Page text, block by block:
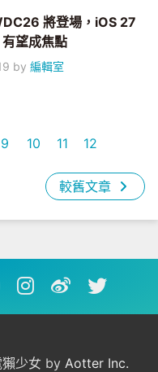
將登場，iOS 27
望成焦點
by編輯室
9 10 11 12
較舊文章
少女 by Aotter Inc.